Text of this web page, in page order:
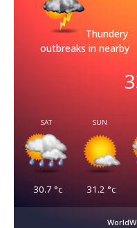
Thundery
outbreaks in nearby
SAT
30.7 °c
SUN
31.2 °c